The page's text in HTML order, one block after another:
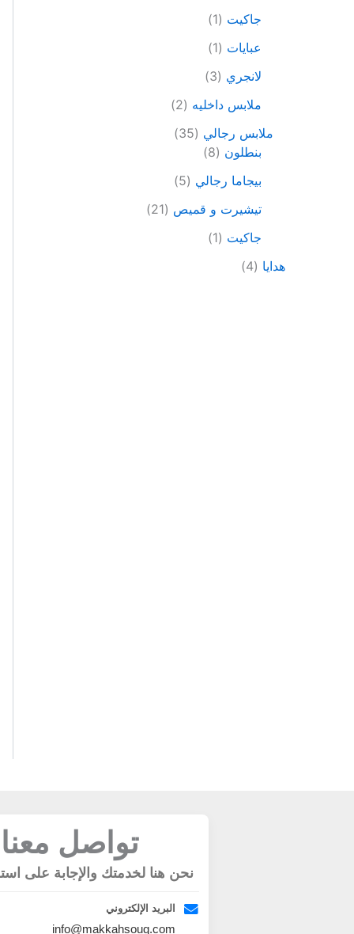
جاكيت 1
عبايات 1
لانجري 3
ملابس داخليه 2
ملابس رجالي 35
بنطلون 8
بيجاما رجالي 5
تيشيرت و قميص 21
جاكيت 1
هدايا 4
تواصل معنا
نحن هنا لخدمتك والإجابة على
البريد الإلكتروني
info@makkahsouq.com